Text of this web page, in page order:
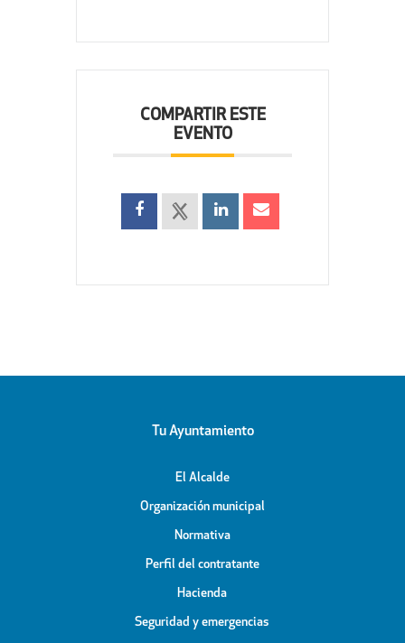
COMPARTIR ESTE
EVENTO
Tu Ayuntamiento
El Alcalde
Organización municipal
Normativa
Perfil del contratante
Hacienda
Seguridad y emergencias